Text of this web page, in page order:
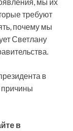
требуют
почему мы
Светлану
в
в